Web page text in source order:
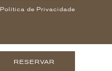
Política de Privacidade
RESERVAR